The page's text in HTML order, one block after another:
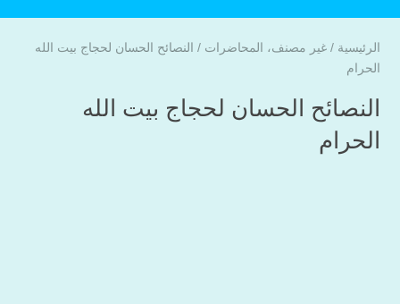
الرئيسية / غير مصنف، المحاضرات / النصائح الحسان لحجاج بيت الله
الحرام
النصائح الحسان لحجاج بيت الله
الحرام